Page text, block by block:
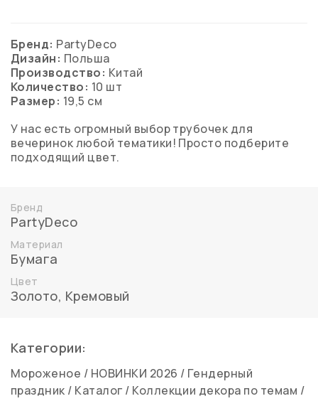
Бренд: PartyDeco
Дизайн: Польша
Производство: Китай
Количество: 10 шт
Размер: 19,5 см
У нас есть огромный выбор трубочек для
вечеринок любой тематики! Просто подберите
подходящий цвет.
Бренд
PartyDeco
Материал
Бумага
Цвет
Золото, Кремовый
Категории:
Мороженое / НОВИНКИ 2026 / Гендерный
праздник / Каталог / Коллекции декора по темам /